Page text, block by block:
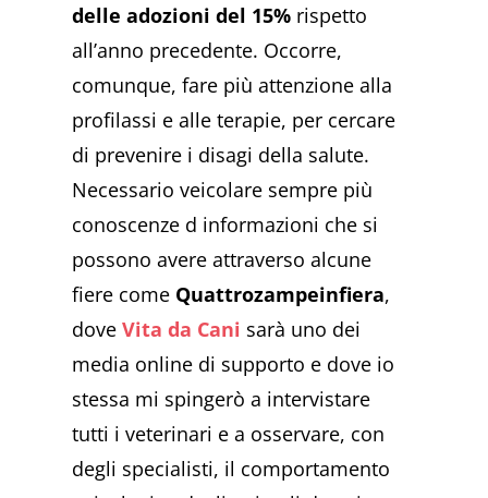
delle adozioni del 15% rispetto
all’anno precedente. Occorre,
comunque, fare più attenzione alla
profilassi e alle terapie, per cercare
di prevenire i disagi della salute.
Necessario veicolare sempre più
conoscenze d informazioni che si
possono avere attraverso alcune
fiere come Quattrozampeinfiera,
doveVita da Cani sarà uno dei
media online di supporto e dove io
stessa mi spingerò a intervistare
tutti i veterinari e a osservare, con
degli specialisti, il comportamento